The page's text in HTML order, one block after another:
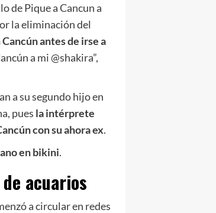
de Pique a Cancun a
la eliminación del
antes de irse a
a mi @shakira”,
a su segundo hijo en
pues la intérprete
con su ahora ex.
en bikini.
acuarios
a circular en redes